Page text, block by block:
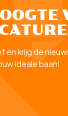
en krijg de
ideale baan!